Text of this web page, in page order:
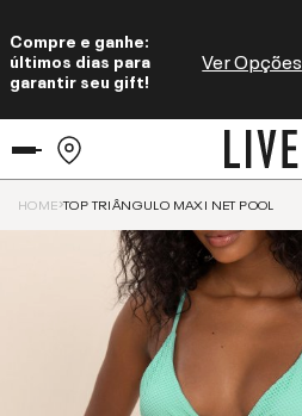
Compre e ganhe:
últimos dias para
garantir seu gift!
Ver Opções
HOME TOP TRIÂNGULO MAXI NET POOL